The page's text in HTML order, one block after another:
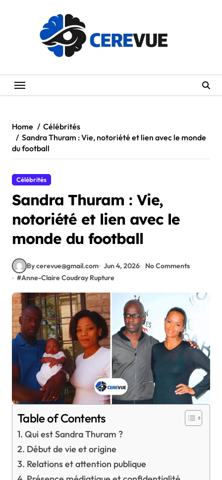
Home
Célébrités
Sandra Thuram : Vie, notoriété et lien avec le monde
du football
Célébrités
Sandra Thuram : Vie,
notoriété et lien avec le
monde du football
By cerevue@gmail.com Jun 4, 2026
No Comments
#Anne-Claire Coudray Rupture
Table of Contents
Qui est Sandra Thuram ?
Début de vie et origine
Relations et attention publique